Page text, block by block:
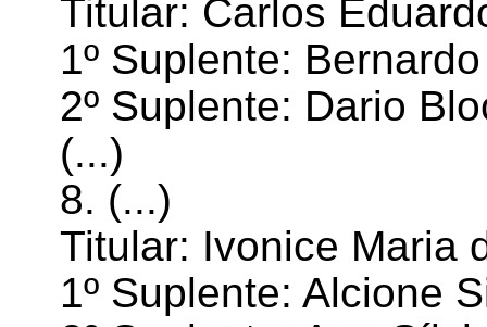
Titular: Carlos
1º Suplente:
2º Suplente: Dario
(...)
8. (...)
Titular: Ivonice Maria
1º Suplente: Alcione